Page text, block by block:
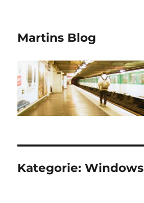
Martins Blog
Kategorie:Windows